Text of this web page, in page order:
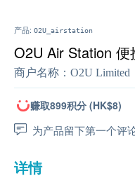
产品: O2U_airstation
O2U Air Station
商户名称： O2U Limited
赚取899积分 (HK$8)
为产品留下第一个评
详情